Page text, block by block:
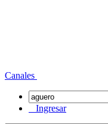
Canales
Ingresar